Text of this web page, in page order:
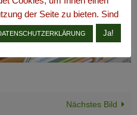
Nächstes Bild
der Seite zu bieten. Sind
Ja!